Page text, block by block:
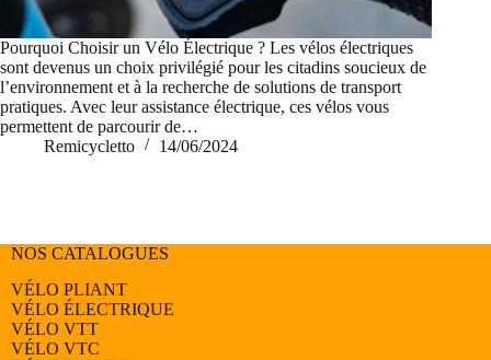
Pourquoi Choisir un Vélo Électrique ? Les vélos électriques
sont devenus un choix privilégié pour les citadins soucieux de
l’environnement et à la recherche de solutions de transport
pratiques. Avec leur assistance électrique, ces vélos vous
permettent de parcourir de…
Remicycletto
14/06/2024
NOS CATALOGUES
VÉLO PLIANT
VÉLO ÉLECTRIQUE
VÉLO VTT
VÉLO VTC